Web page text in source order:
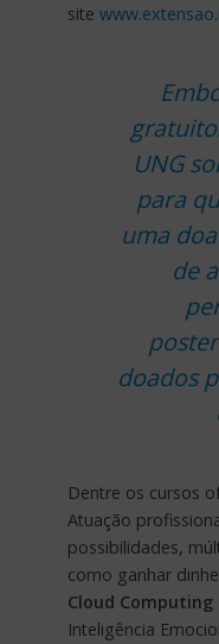
site
UNG
para
uma
de
doados
Dentre os cursos
Atuação
possibilidades,
como ganhar
Cloud Computing
Inteligência